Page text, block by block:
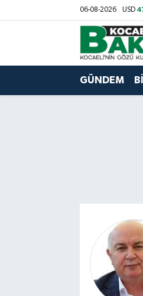
06-08-2026 USD
GÜNDEM
Kocaeli Nöbetçi
Kocaeli Hava Durumu